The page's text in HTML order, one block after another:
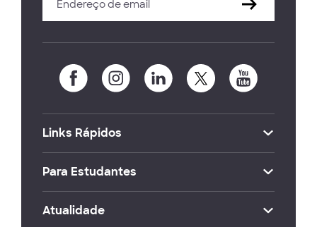
Links Rápidos
Para Estudantes
Atualidade